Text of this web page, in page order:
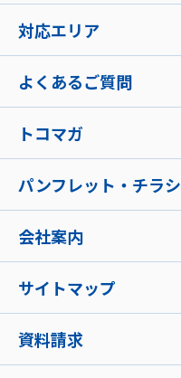
対応エリア
よくあるご質問
トコマガ
パンフレット・チラシ
会社案内
サイトマップ
資料請求